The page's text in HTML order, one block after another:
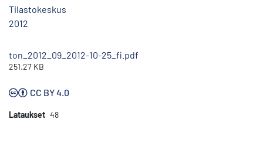
Tilastokeskus
2012
ton_2012_09_2012-10-25_fi.pdf
251.27 KB
CC BY 4.0
Lataukset 48